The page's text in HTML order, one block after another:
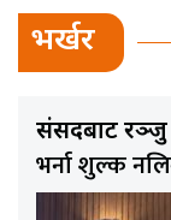
भर्खर
संसदबाट रञ्जु
भर्ना शुल्क